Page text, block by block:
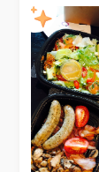
21:00/週日
2023.11.23
一成服務費 ⚠️這家店有一點很
特別
別標示
酷的欸欸欸😆 櫛瓜麵很酷
別噢 他不是
的麵 所以我
菜的 上面的
柴 然後薯塊
點的 薯塊很
級好吃的 我